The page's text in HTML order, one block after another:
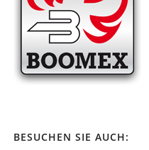
BESUCHEN SIE AUCH: